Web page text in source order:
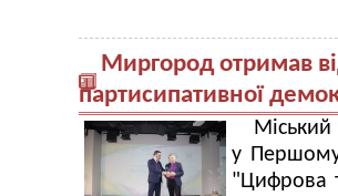
Миргород отримав
партисипативної
Міський
у Першому
"Цифрова